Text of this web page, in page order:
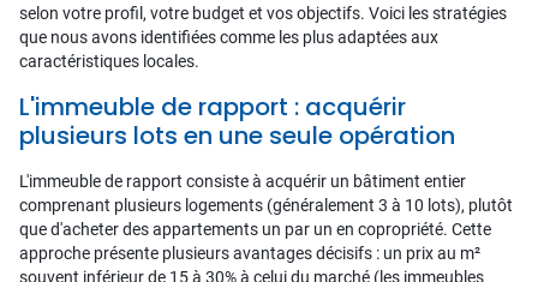
selon votre profil, votre budget et vos objectifs. Voici les stratégies
que nous avons identifiées comme les plus adaptées aux
caractéristiques locales.
L'immeuble de rapport : acquérir
plusieurs lots en une seule opération
L'immeuble de rapport consiste à acquérir un bâtiment entier
comprenant plusieurs logements (généralement 3 à 10 lots), plutôt
que d'acheter des appartements un par un en copropriété. Cette
approche présente plusieurs avantages décisifs : un prix au m²
souvent inférieur de 15 à 30% à celui du marché (les immeubles